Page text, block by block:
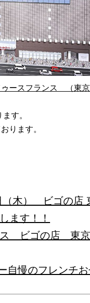
ゥースフランス （東
す。
ります。
木） ビゴの店
ます！！
ス ビゴの店 東
自慢のフレンチ